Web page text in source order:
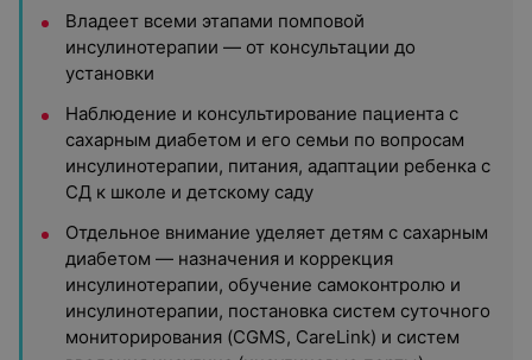
Владеет всеми этапами помповой
инсулинотерапии — от консультации до
установки
Наблюдение и консультирование пациента с
сахарным диабетом и его семьи по вопросам
инсулинотерапии, питания, адаптации ребенка с
СД к школе и детскому саду
Отдельное внимание уделяет детям с сахарным
диабетом — назначения и коррекция
инсулинотерапии, обучение самоконтролю и
инсулинотерапии, постановка систем суточного
мониторирования (CGMS, CareLink) и систем